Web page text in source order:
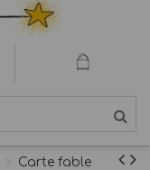
Carte fable